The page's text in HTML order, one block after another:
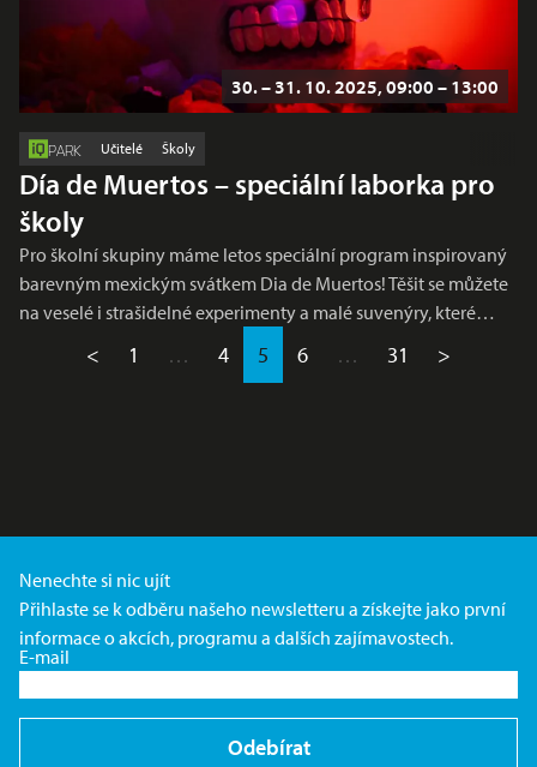
30. – 31. 10. 2025, 09:00 – 13:00
PARK Učitelé Školy
Día de Muertos – speciální laborka pro
školy
Pro školní skupiny máme letos speciální program inspirovaný
barevným mexickým svátkem Dia de Muertos! Těšit se můžete
na veselé i strašidelné experimenty a malé suvenýry, které…
< 1 … 4 5 6 … 31 >
Nenechte si nic ujít
Přihlaste se k odběru našeho newsletteru a získejte jako první
informace o akcích, programu a dalších zajímavostech.
E-mail
Odebírat